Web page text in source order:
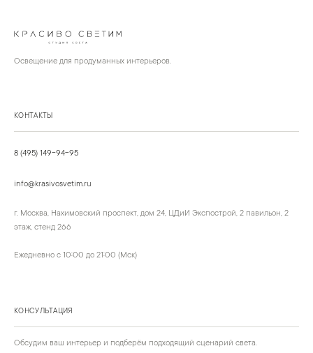
Освещение для продуманных интерьеров.
КОНТАКТЫ
8 (495) 149-94-95
info@krasivosvetim.ru
г. Москва, Нахимовский проспект, дом 24, ЦДиИ Экспострой, 2 павильон, 2
этаж, стенд 266
Ежедневно с 10:00 до 21:00 (Мск)
КОНСУЛЬТАЦИЯ
Обсудим ваш интерьер и подберём подходящий сценарий света.